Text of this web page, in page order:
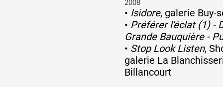
Année par année
Collection vidéos
2008
• Isidore, galerie Buy-
• Préférer l'éclat (1) -
Grande Bauquière -
• Stop Look Listen,
galerie La
Billancourt